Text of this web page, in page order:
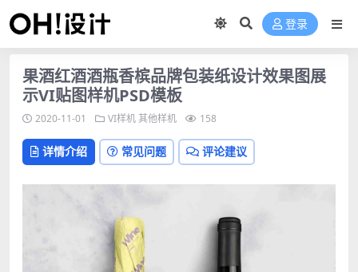
登录
果酒红酒酒瓶香槟品牌包装纸设计效果图展
示VI贴图样机PSD模板
2020-11-01 VI样机其他样机 158
详情介绍 常见问题 评论建议